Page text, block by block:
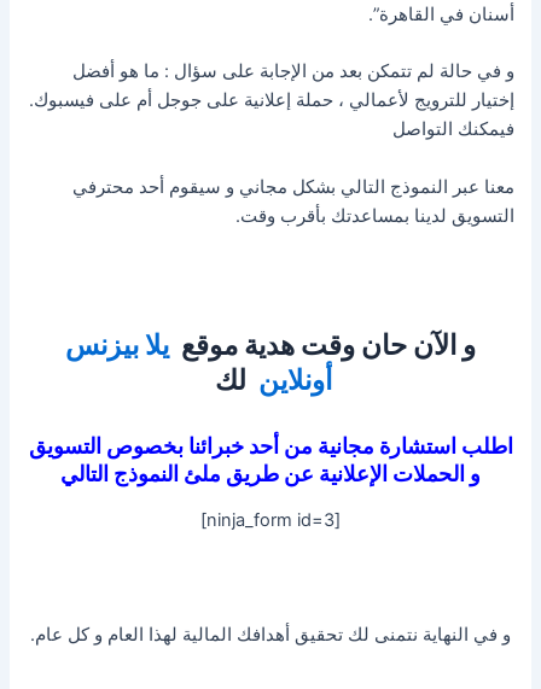
أسنان في القاهرة”.
و في حالة لم تتمكن بعد من الإجابة على سؤال : ما هو أفضل
إختيار للترويج لأعمالي ، حملة إعلانية على جوجل أم على فيسبوك.
فيمكنك التواصل
معنا عبر النموذج التالي بشكل مجاني و سيقوم أحد محترفي
التسويق لدينا بمساعدتك بأقرب وقت.
و الآن حان وقت هدية موقع يلا بيزنس
أونلاين لك
اطلب استشارة مجانية من أحد خبرائنا بخصوص التسويق
و الحملات الإعلانية عن طريق ملئ النموذج التالي
[ninja_form id=3]
و في النهاية نتمنى لك تحقيق أهدافك المالية لهذا العام و كل عام.